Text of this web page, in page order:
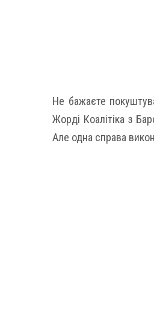
Не бажаєте
Жорді Коалітіка з
Але одна справа